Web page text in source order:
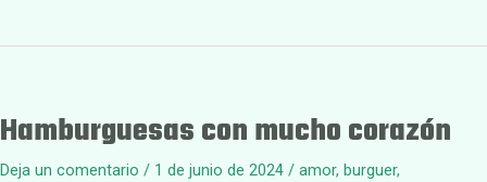
Hamburguesas con mucho corazón
Deja un comentario / 1 de junio de 2024 / amor, burguer,